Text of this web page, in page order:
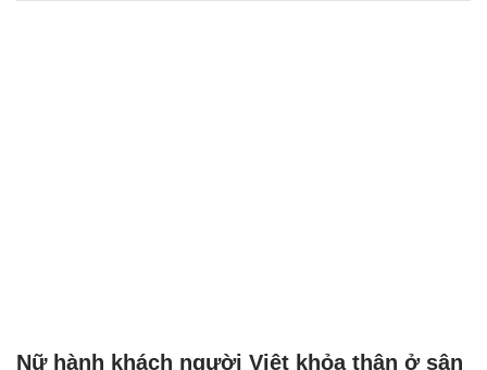
Nữ hành khách người Việt khỏa thân ở sân